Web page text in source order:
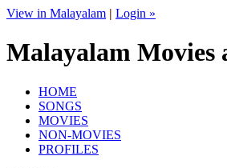
View in Malayalam | Login »
Malayalam Movies
HOME
SONGS
MOVIES
NON-MOVIES
PROFILES